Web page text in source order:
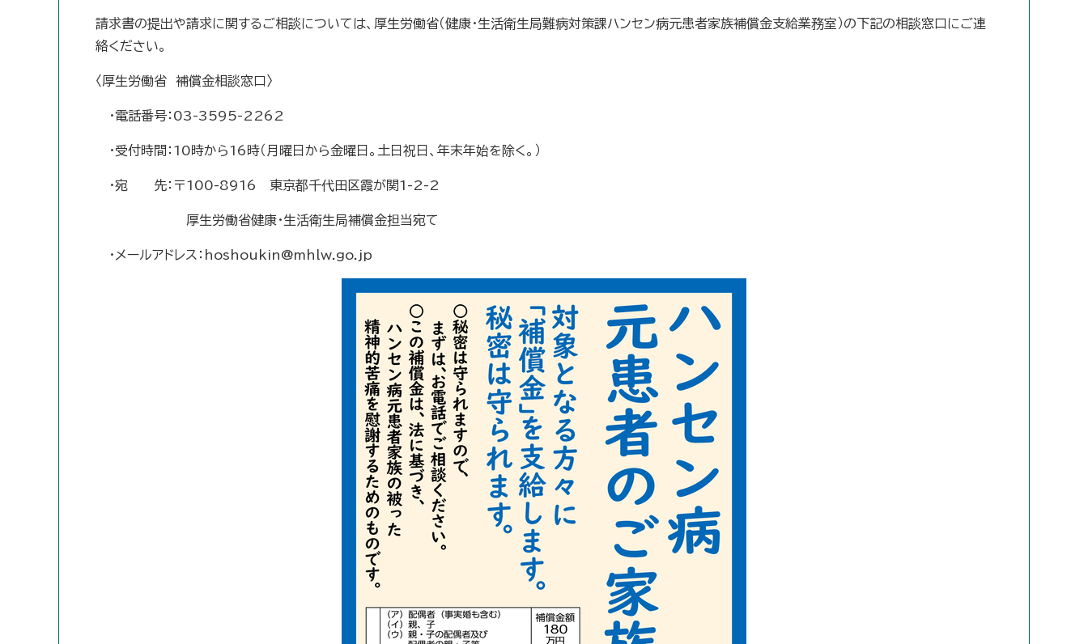
請求書の提出や請求に関するご相談については、厚生労働省（健康・生活衛生局難病対策課ハンセン病元患者家族補償金支給業務室）の下記の相談窓口にご連
絡ください。
〈厚生労働省 補償金相談窓口〉
・電話番号：03-3595-2262
・受付時間：10時から16時（月曜日から金曜日。土日祝日、年末年始を除く。）
・宛 先：〒100-8916 東京都千代田区霞が関1-2-2
厚生労働省健康・生活衛生局補償金担当宛て
・メールアドレス：hoshoukin@mhlw.go.jp